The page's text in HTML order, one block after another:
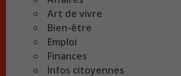
Art de vivre
Bien-être
Emploi
Finances
Infos citoyennes